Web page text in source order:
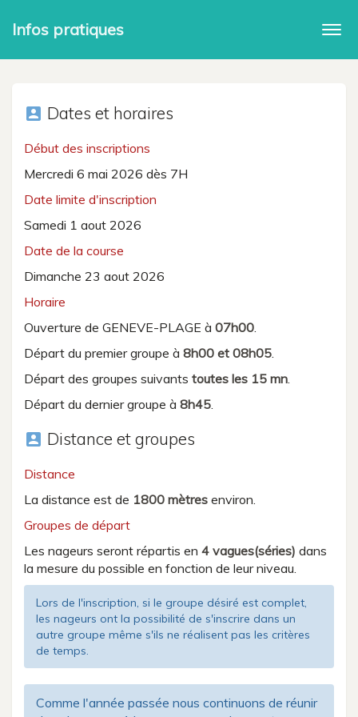
Infos pratiques
account_box Dates et horaires
Début des inscriptions
Mercredi 6 mai 2026 dès 7H
Date limite d'inscription
Samedi 1 aout 2026
Date de la course
Dimanche 23 aout 2026
Horaire
Ouverture de GENEVE-PLAGE à 07h00.
Départ du premier groupe à 8h00 et 08h05.
Départ des groupes suivants toutes les 15 mn.
Départ du dernier groupe à 8h45.
account_box Distance et groupes
Distance
La distance est de 1800 mètres environ.
Groupes de départ
Les nageurs seront répartis en 4 vagues(séries) dans
la mesure du possible en fonction de leur niveau.
Lors de l'inscription, si le groupe désiré est complet,
les nageurs ont la possibilité de s'inscrire dans un
autre groupe même s'ils ne réalisent pas les critères
de temps.
Comme l'année passée nous continuons de réunir